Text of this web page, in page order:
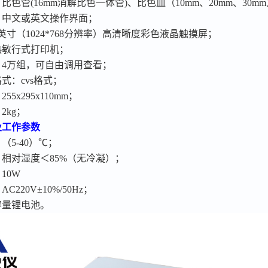
色管(16mm消解比色一体管)、比色皿（10mm、20mm、
文或英文操作界面；
寸（1024*768分辨率）高清晰度彩色液晶触摸屏；
行式打印机；
4万组，可自由调用查看；
：cvs格式；
255x295x110mm；
2kg；
作参数
5-40）℃；
对湿度＜85%（无冷凝）；
10W
AC220V±10%/50Hz；
锂电池。